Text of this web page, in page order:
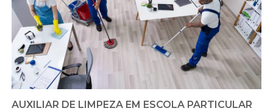
AUXILIAR DE LIMPEZA EM ESCOLA PARTICULAR